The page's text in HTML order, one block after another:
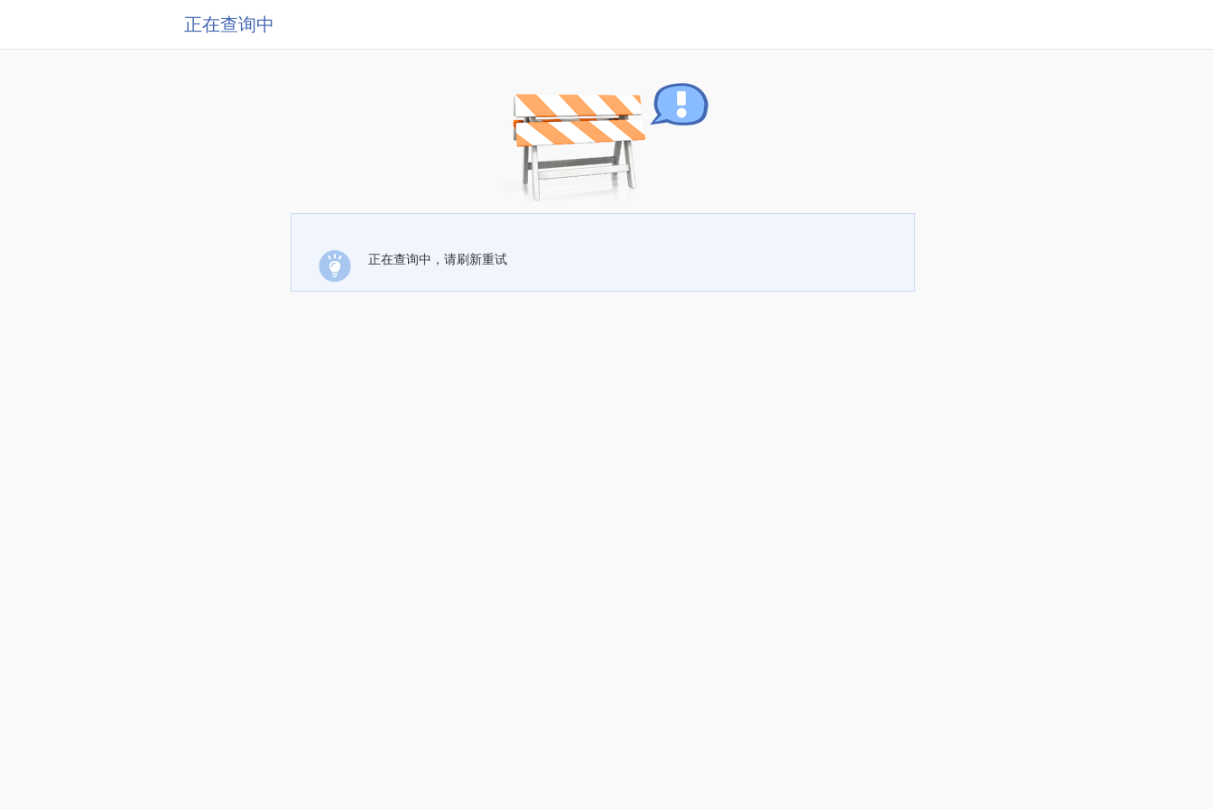
正在查询中
正在查询中，请刷新重试